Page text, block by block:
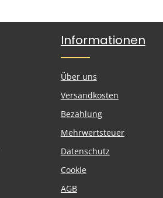
Informationen
Über uns
Versandkosten
Bezahlung
Mehrwertsteuer
Datenschutz
Cookie
AGB